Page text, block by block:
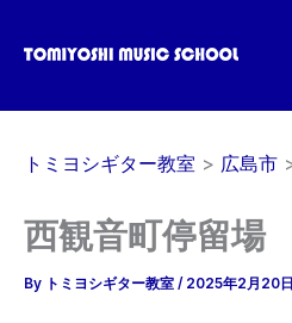
ス
トミヨシギター教室 広島市
西観音町停留場
By トミヨシギター教室 / 2025年2月20日